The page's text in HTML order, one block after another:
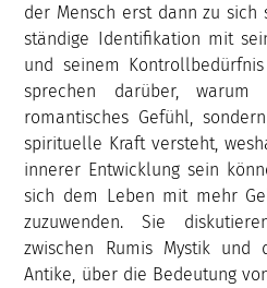
der Mensch erst dann zu
ständige Identifikation mit
und seinem
sprechen darüber,
romantisches Gefühl,
spirituelle Kraft versteht,
innerer Entwicklung sein
sich dem Leben mit mehr
zuzuwenden. Sie
zwischen Rumis Mystik und
Antike, über die Bedeutung